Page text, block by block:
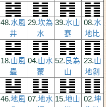
48.水風
井
29.坎為
水
39.水山
蹇
08.水
地比
18.山風
蠱
04.山水
蒙
52. 艮為
山
23.山
地剝
46.地風 07.地水 15.地山 02.坤